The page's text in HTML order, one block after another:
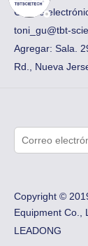
Correo
toni_gu@tbt-
Agregar: Sala.
Rd., Nueva
Copyright ©
Equipment Co.,
LEADONG